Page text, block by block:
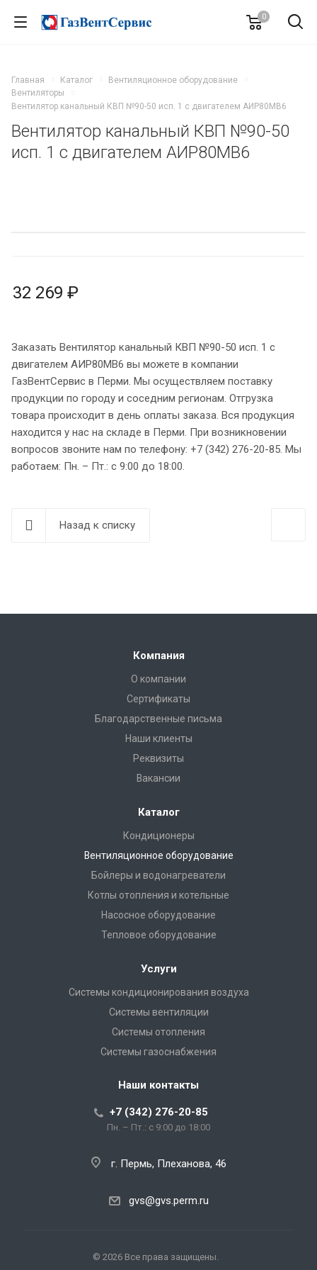
0
Главная Каталог
Вентиляционное оборудование
Вентиляторы
Вентилятор канальный КВП №90-50 исп. 1 с двигателем АИР80МВ6
Вентилятор канальный КВП №90-50
исп. 1 с двигателем АИР80МВ6
32 269 ₽
Заказать Вентилятор канальный КВП №90-50 исп. 1 с
двигателем АИР80МВ6 вы можете в компании
ГазВентСервис в Перми. Мы осуществляем поставку
продукции по городу и соседним регионам. Отгрузка
товара происходит в день оплаты заказа. Вся продукция
находится у нас на складе в Перми. При возникновении
вопросов звоните нам по телефону: +7 (342) 276-20-85. Мы
работаем: Пн. – Пт.: с 9:00 до 18:00.
Назад к списку
Компания
О компании
Сертификаты
Благодарственные письма
Наши клиенты
Реквизиты
Вакансии
Каталог
Кондиционеры
Вентиляционное оборудование
Бойлеры и водонагреватели
Котлы отопления и котельные
Насосное оборудование
Тепловое оборудование
Услуги
Системы кондиционирования воздуха
Системы вентиляции
Системы отопления
Системы газоснабжения
Наши контакты
+7 (342) 276-20-85
Пн. – Пт.: с 9:00 до 18:00
г. Пермь, Плеханова, 46
gvs@gvs.perm.ru
© 2026 Все права защищены.